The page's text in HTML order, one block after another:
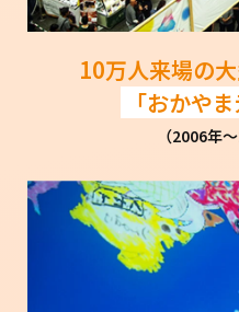
10万人来場の
「おかや
（2006年